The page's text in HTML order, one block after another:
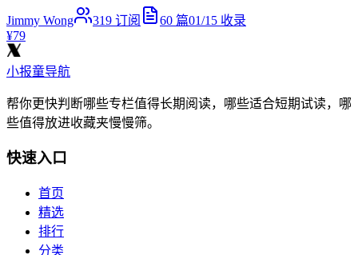
Jimmy Wong 319 订阅 60 篇01/15 收录
¥79
小报童导航
帮你更快判断哪些专栏值得长期阅读，哪些适合短期试读，哪
些值得放进收藏夹慢慢筛。
快速入口
首页
精选
排行
分类